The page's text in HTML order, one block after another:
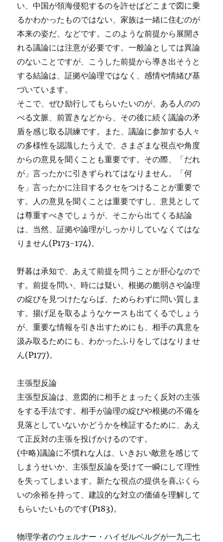
い、中国が領海侵犯するのを許せばどこまで図に乗
るかわかったものではない、家族は一緒に住むのが
本来の姿だ、などです。このような前提から展開さ
れる議論には注意が必要です。一般論としては異論
のないことですが、こうした前提から導き出そうと
する結論は、証拠や論理ではなく、感情や情緒び基
づいています。
そこで、ぜひ励行してもらいたいのが、ある人のの
べる文脈、前置きなどから、その後に続く議論の矛
盾を感じ取る訓練です。また、議論に参加する人々
の多様性を認識したうえで、さまざまな視点や角度
からの意見を聞くことも重要です。その際、「だれ
が」言ったかに引きずられてはなりません。「何
を」言ったかに注目するクセをつけることが重要で
す。人の意見を聞くことは重要ですし、意見として
は尊重すべきでしょうが、そこから出てくる結論
は、当然、証拠や論理がしっかりしていなくてはな
りません(P173-174)。
野暮は承知で、あえて前提を問うことが肝心なので
す。前提を問い、時には疑い、根拠の脆弱さや論理
の綻びを見つけたならば、ためらわずに問い質しま
す。揚げ足を取るようなケースも出てくるでしょう
が、重要な情報を引き出すためにも、相手の真意を
汲み取るためにも、わかったふりをしてはなりませ
ん(P177)。
主張型反論
主張型反論は、意図的に相手とまったく反対の主張
をする手法です。相手が論理の綻びや根拠の不備を
見落としていないかどうかを検証するために、あえ
て正反対の主張を投げかけるのです。
(中略)議論に不慣れな人は、いきおい敵意を感じて
しまうせいか、主張型反論を受けて一瞬にして理性
を失ってしまいます。新たな視点の提供を喜ぶくら
いの余裕を持って、建設的な対立の価値を理解して
もらいたいものです(P183)。
物理学者のウェルナー・ハイゼルベルグが一九二七